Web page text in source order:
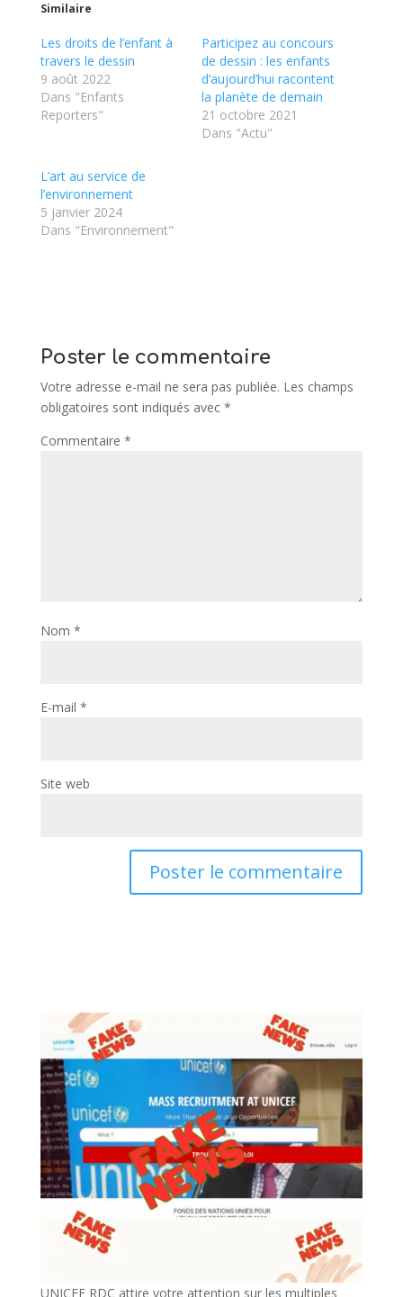
Similaire
Les droits de l’enfant à
travers le dessin
9 août 2022
Dans "Enfants
Reporters"
Participez au concours
de dessin : les enfants
d’aujourd’hui racontent
la planète de demain
21 octobre 2021
Dans "Actu"
L’art au service de
l’environnement
5 janvier 2024
Dans "Environnement"
Poster le commentaire
Votre adresse e-mail ne sera pas publiée. Les champs
obligatoires sont indiqués avec *
Commentaire *
Nom *
E-mail *
Site web
UNICEF RDC attire votre attention sur les multiples